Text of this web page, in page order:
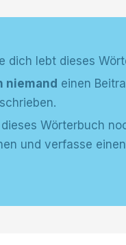
dich lebt dieses
niemand einen
Wörterbuch
und verfasse einen